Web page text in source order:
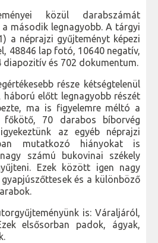
közül darabszámát
második legnagyobb. A tárgyi
a néprajzi gyűjteményt képezi
48846 lap fotó, 10640 negatív,
és 702 dokumentum.
része kétségtelenül
háború előtt legnagyobb részét
ma is figyelemre méltó a
70 darabos bíborvég
az egyéb néprajzi
mutatkozó hiányokat is
számú bukovinai székely
Ezek között igen nagy
és a különböző
is: Váraljáról,
elsősorban padok, ágyak,